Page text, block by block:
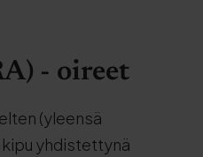
- oireet
(yleensä
kipu yhdistettynä